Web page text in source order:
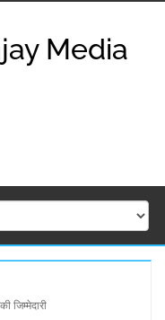
Media
जिम्मेदारी